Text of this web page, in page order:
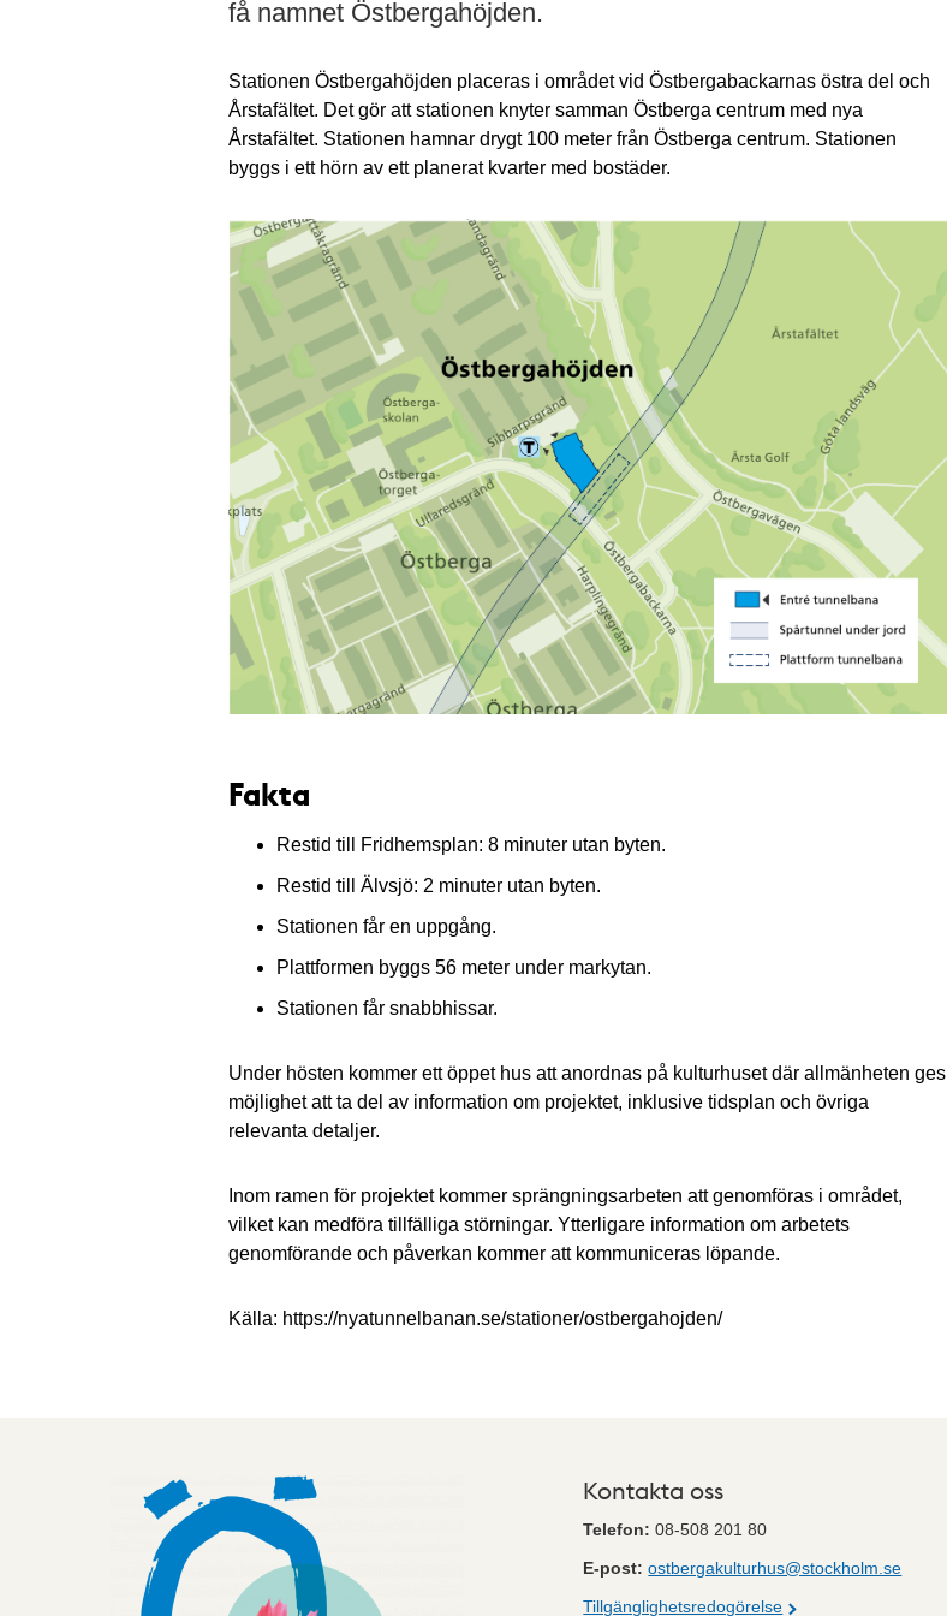
få namnet Östbergahöjden.
Stationen Östbergahöjden placeras i området vid Östbergabackarnas östra del och
Årstafältet. Det gör att stationen knyter samman Östberga centrum med nya
Årstafältet. Stationen hamnar drygt 100 meter från Östberga centrum. Stationen
byggs i ett hörn av ett planerat kvarter med bostäder.
Fakta
Restid till Fridhemsplan: 8 minuter utan byten.
Restid till Älvsjö: 2 minuter utan byten.
Stationen får en uppgång.
Plattformen byggs 56 meter under markytan.
Stationen får snabbhissar.
Under hösten kommer ett öppet hus att anordnas på kulturhuset där allmänheten ges
möjlighet att ta del av information om projektet, inklusive tidsplan och övriga
relevanta detaljer.
Inom ramen för projektet kommer sprängningsarbeten att genomföras i området,
vilket kan medföra tillfälliga störningar. Ytterligare information om arbetets
genomförande och påverkan kommer att kommuniceras löpande.
Källa: https://nyatunnelbanan.se/stationer/ostbergahojden/
Kontakta oss
Telefon: 08-508 201 80
E-post: ostbergakulturhus@stockholm.se
Tillgänglighetsredogörelse